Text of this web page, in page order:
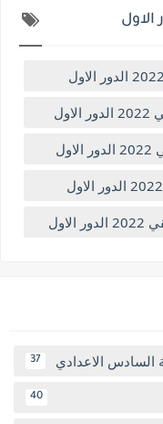
السادس الاعدادي 37
40